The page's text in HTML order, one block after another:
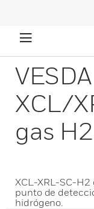
XCL/
gas
XCL-XRL-SC-H2
punto de
hidrógeno.